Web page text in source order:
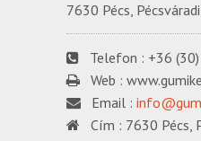
7630 Pécs,
Telefon : +36
Web :
Email :
Cím : 7630 Pécs,